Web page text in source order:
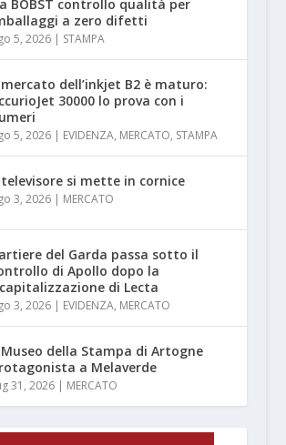
BOBST controllo qualità per
a zero difetti
5, 2026| STAMPA
dell’inkjet B2 è maturo:
30000 lo prova con i
5, 2026| EVIDENZA, MERCATO, STAMPA
si mette in cornice
3, 2026| MERCATO
del Garda passa sotto il
di Apollo dopo la
di Lecta
3, 2026| EVIDENZA, MERCATO
della Stampa di Artogne
a Melaverde
31, 2026| MERCATO